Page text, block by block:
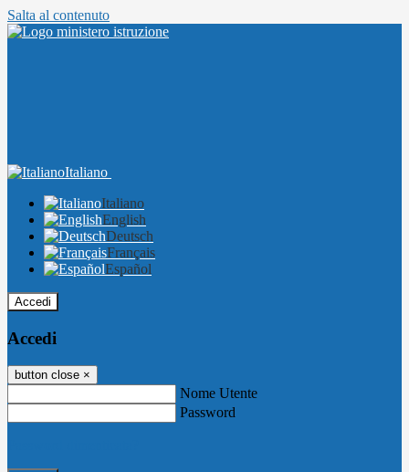
Salta al contenuto
Italiano
Italiano
English
Deutsch
Français
Español
Accedi
Accedi
button close ×
Nome Utente
Password